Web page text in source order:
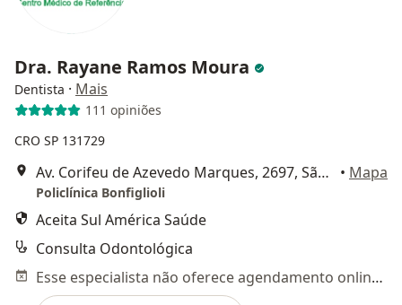
Dra. Rayane Ramos Moura
Dentista · Mais
111 opiniões
CRO SP 131729
Av. Corifeu de Azevedo Marques, 2697, São Paulo • Mapa
Policlínica Bonfiglioli
Aceita Sul América Saúde
Consulta Odontológica
Esse especialista não oferece agendamento online para esse endereço.